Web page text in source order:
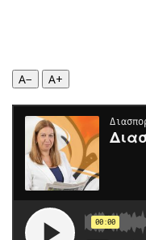
Παράξενα
Σινεμά
Θέατρο-Χορός
Μουσική
Εικαστικά
Βιβλίο
A− A+